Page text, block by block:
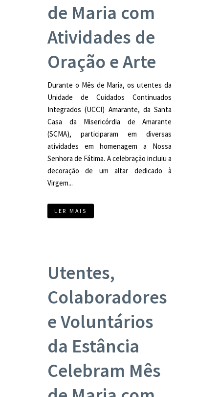
de Maria com
Atividades de
Oração e Arte
Durante o Mês de Maria, os utentes da
Unidade de Cuidados Continuados
Integrados (UCCI) Amarante, da Santa
Casa da Misericórdia de Amarante
(SCMA), participaram em diversas
atividades em homenagem a Nossa
Senhora de Fátima. A celebração incluiu a
decoração de um altar dedicado à
Virgem...
LER MAIS
Utentes,
Colaboradores
e Voluntários
da Estância
Celebram Mês